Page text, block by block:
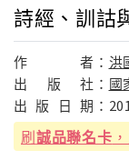
詩經、訓詁
作 者： 洪
出
版 社： 國
出 版 日 期：
刷誠品聯名卡